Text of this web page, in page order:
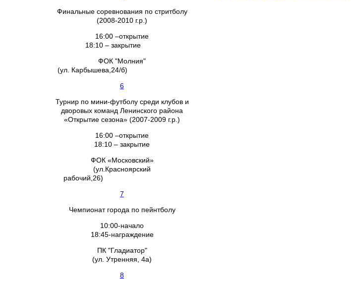
Финальные соревнования по стритболу
(2008-2010 г.р.)
16:00 –открытие
18:10 – закрытие
ФОК "Молния"
(ул. Карбышева,24/б)
6
Турнир по мини-футболу среди клубов и
дворовых команд Ленинского района
«Открытие сезона» (2007-2009 г.р.)
16:00 –открытие
18:10 – закрытие
ФОК «Московский»
(ул.Красноярский
рабочий,26)
7
Чемпионат города по пейнтболу
10:00-начало
18:45-награждение
ПК "Гладиатор"
(ул. Утренняя, 4а)
8